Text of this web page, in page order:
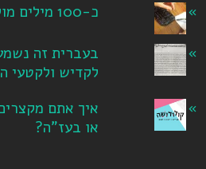
כ-100 מילים מולחמות
בעברית זה
לקדיש ולקטעי
איך אתם
או בעז"ה?